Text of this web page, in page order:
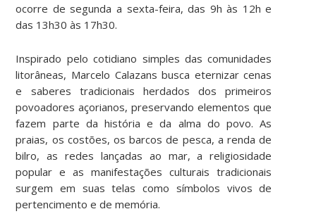
ocorre de segunda a sexta-feira, das 9h às 12h e
das 13h30 às 17h30.
Inspirado pelo cotidiano simples das comunidades
litorâneas, Marcelo Calazans busca eternizar cenas
e saberes tradicionais herdados dos primeiros
povoadores açorianos, preservando elementos que
fazem parte da história e da alma do povo. As
praias, os costões, os barcos de pesca, a renda de
bilro, as redes lançadas ao mar, a religiosidade
popular e as manifestações culturais tradicionais
surgem em suas telas como símbolos vivos de
pertencimento e de memória.